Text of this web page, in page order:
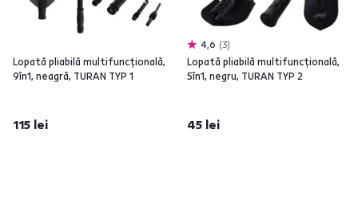
Lopată pliabilă multifuncţională,
9în1, neagră, TURAN TYP 1
115 lei
4,6 3
Lopată pliabilă multifuncţională,
5în1, negru, TURAN TYP 2
45 lei